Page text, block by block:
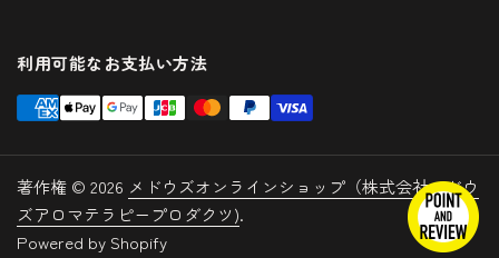
利用可能なお支払い方法
著作権 © 2026 メドウズオンラインショップ（株式会社メドウ
ズアロマテラピープロダクツ).
Powered by Shopify